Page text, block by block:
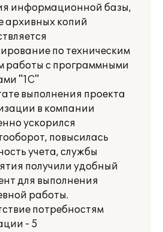
информационной базы,
архивных копий
по техническим
работы с программными
"1С"
выполнения проекта
в компании
ускорился
повысилась
учета, службы
получили удобный
для выполнения
работы.
потребностям
- 5